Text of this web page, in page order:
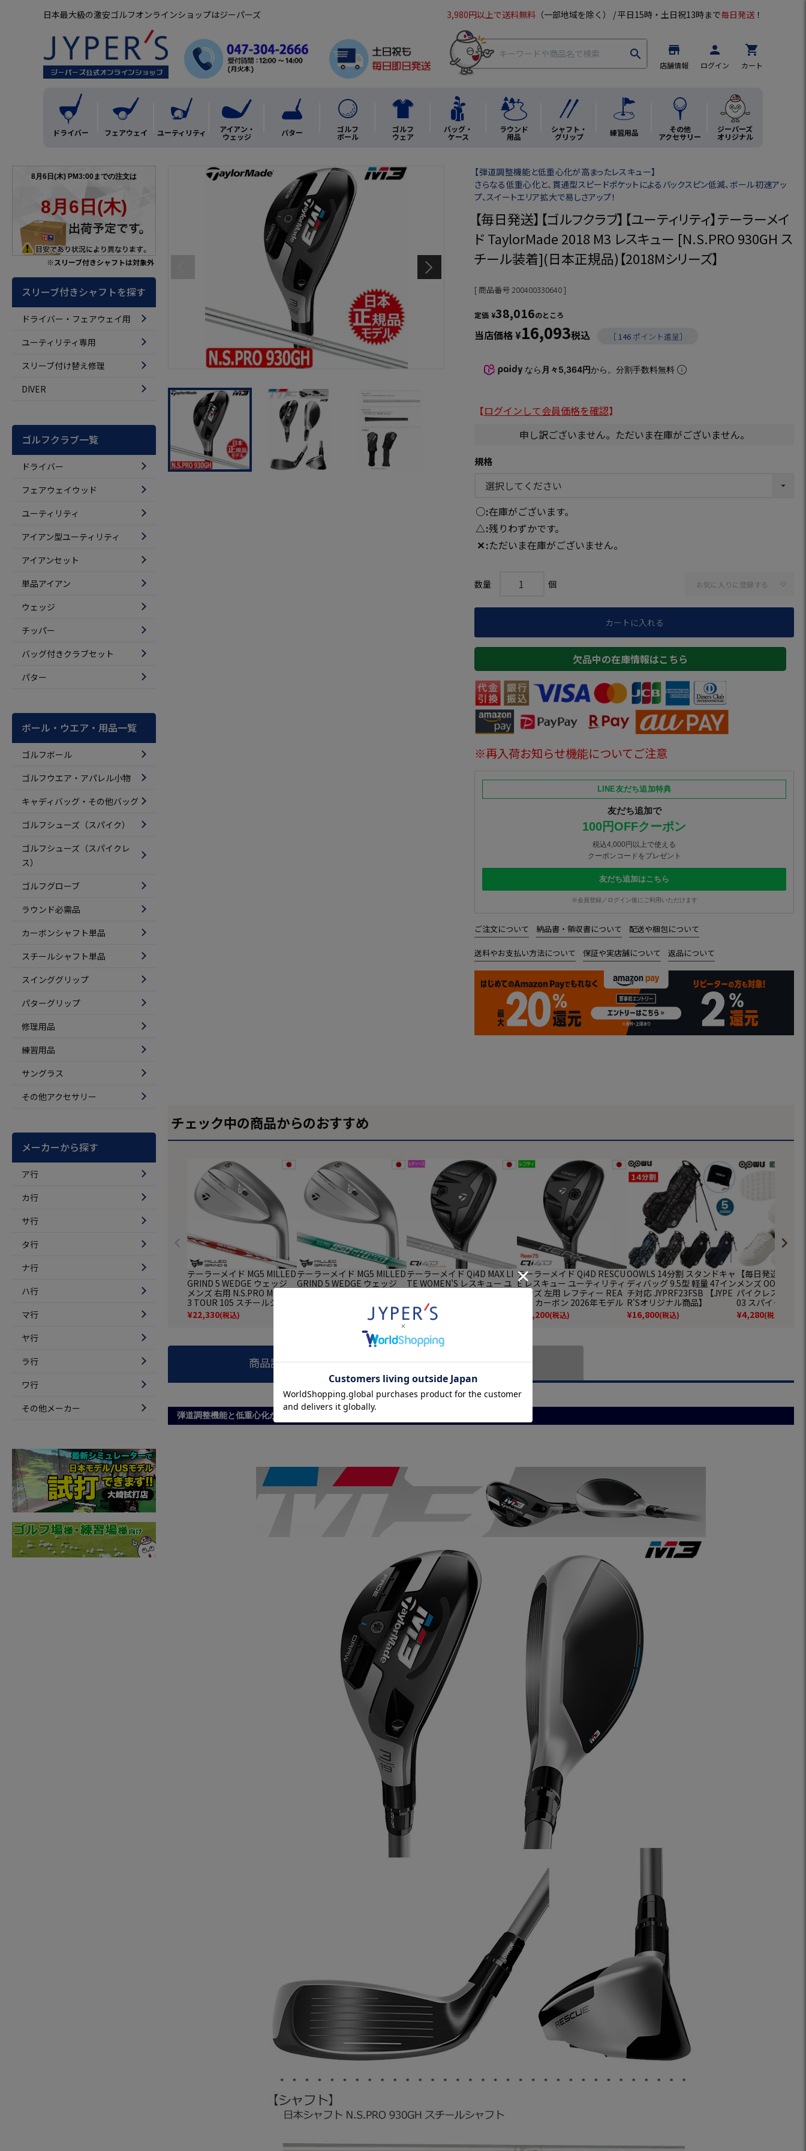
日本最大級の激安ゴルフオンラインショップはジーパーズ 3,980円以上で送料無料 （一部地域を除く） / 平日15時・土日祝13時まで毎日発送 ！
search store
店舗情報
person
ログイン
shopping_cart
カート
ドライバー フェアウェイ ユーティリティ アイアン・
ウェッジ パター ゴルフ
ボール
ゴルフ
ウェア
バッグ・
ケース
ラウンド
用品
シャフト・
グリップ 練習用品 その他
アクセサリー
ジーパーズ
オリジナル
※スリーブ付きシャフトは対象外
スリーブ付きシャフトを探す
ドライバー・フェアウェイ用
ユーティリティ専用
スリーブ付け替え修理
DIVER
ゴルフクラブ一覧
ドライバー
フェアウェイウッド
ユーティリティ
アイアン型ユーティリティ
アイアンセット
単品アイアン
ウェッジ
チッパー
バッグ付きクラブセット
パター
ボール・ウエア・用品一覧
ゴルフボール
ゴルフウエア・アパレル小物
キャディバッグ・その他バッグ
ゴルフシューズ（スパイク）
ゴルフシューズ（スパイクレ
ス）
ゴルフグローブ
ラウンド必需品
カーボンシャフト単品
スチールシャフト単品
スインググリップ
パターグリップ
修理用品
練習用品
サングラス
その他アクセサリー
メーカーから探す
ア行
カ行
サ行
タ行
ナ行
ハ行
マ行
ヤ行
ラ行
ワ行
その他メーカー
【弾道調整機能と低重心化が高まったレスキュー】
さらなる低重心化と、貫通型スピードポケットによるバックスピン低減、ボール初速アッ
プ、スイートエリア拡大で易しさアップ！
【毎日発送】【ゴルフクラブ】【ユーティリティ】テーラーメイ
ド TaylorMade 2018 M3 レスキュー [N.S.PRO 930GH ス
チール装着](日本正規品)【2018Mシリーズ】
商品番号200400330640
定価 ¥38,016のところ
当店価格¥16,093税込 ［ 146 ポイント進呈］
なら 月々5,364円から。分割手数料無料
【ログインして会員価格を確認】
申し訳ございません。ただいま在庫がございません。
規格
○ 在庫がございます。
△ 残りわずかです。
✕ ただいま在庫がございません。
お気に入りに登録する
カートに入れる
欠品中の在庫情報はこちら
※再入荷お知らせ機能についてご注意
LINE友だち追加特典
友だち追加で
100円OFFクーポン
税込4,000円以上で使える
クーポンコードをプレゼント
友だち追加はこちら
※会員登録／ログイン後にご利用いただけます
ご注文について 納品書・領収書について 配送や梱包について
送料やお支払い方法について 保証や実店舗について 返品について
チェック中の商品からのおすすめ
テーラーメイド MG5 MILLED
GRIND 5 WEDGE ウェッジ
メンズ 右用 N.S.PRO MODUS
3 TOUR 105 スチールシャフ
ト TaylorMade 日本正規品 2
025年モデル ゴルフクラブ
¥22,330(税込)
テーラーメイド MG5 MILLED
GRIND 5 WEDGE ウェッジ
orMade 日本正規品 2025年
モデル ゴルフクラブ
テーラーメイド Qi4D MAX LI
TE WOMEN’S レスキュー ユ
用 REAX 45 カーボン 2026年
モデル 日本正規品 TaylorMa
de ゴルフクラブ
¥ 57,200
テーラーメイド Qi4D RESCU
E レスキュー ユーティリティ
メンズ 左用 レフティー REA
X 75 カーボン 2026年モデル
日本正規品 TaylorMade ゴル
フクラブ
57,200(税込)
OOWLS 14分割 スタンドキャ
ディバッグ 9.5型 軽量 47イン
チ対応 JYPRF23FSB 【JYPE
R'Sオリジナル商品】
¥16,800(税込)
【毎日発送】ゴ
メンズ OOWLS
パイクレスシュー
03 スパイクレス
パイクレス シュ
ーズ スニーカー
¥4,280(税込)
商品説明 商品レビュー
弾道調整機能と低重心化が高まった「M3」レスキュー！